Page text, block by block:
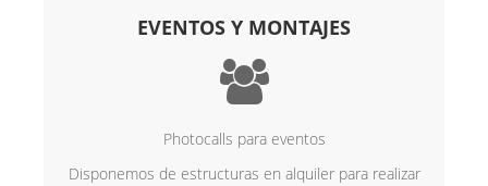
EVENTOS Y MONTAJES
Photocalls para eventos
Disponemos de estructuras en alquiler para realizar